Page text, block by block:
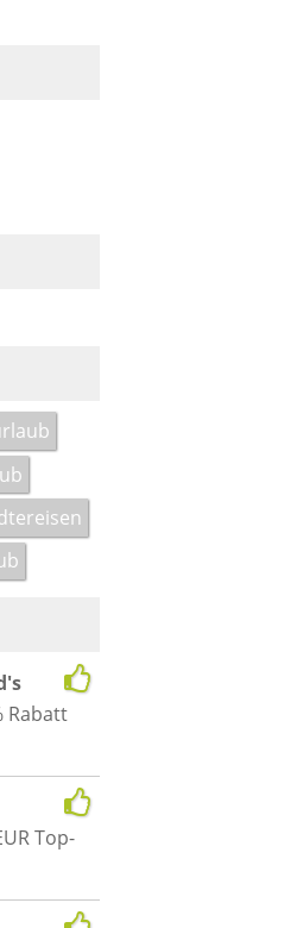
Rabatt
Top-